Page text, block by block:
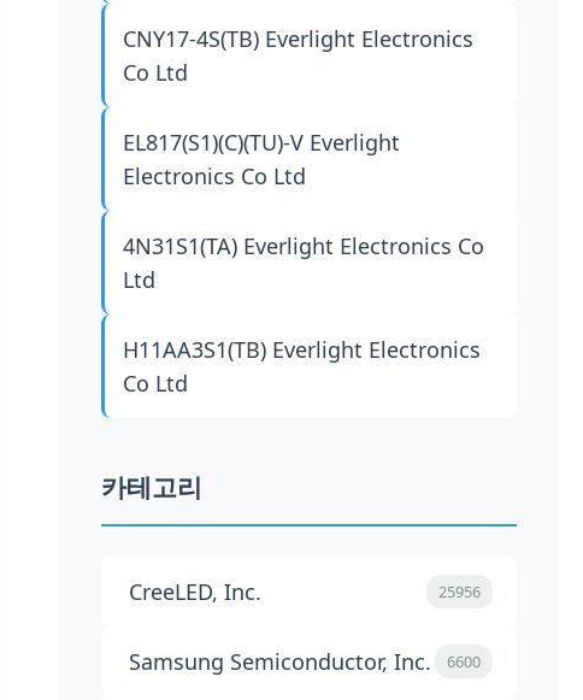
CNY17-4S(TB) Everlight Electronics
Co Ltd
EL817(S1)(C)(TU)-V Everlight
Electronics Co Ltd
4N31S1(TA) Everlight Electronics Co
Ltd
H11AA3S1(TB) Everlight Electronics
Co Ltd
카테고리
CreeLED, Inc. 25956
Samsung Semiconductor, Inc. 6600